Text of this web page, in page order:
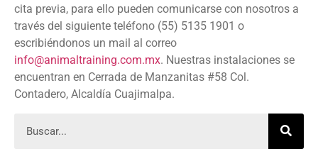
cita previa, para ello pueden comunicarse con nosotros a
través del siguiente teléfono (55) 5135 1901 o
escribiéndonos un mail al correo
info@animaltraining.com.mx. Nuestras instalaciones se
encuentran en Cerrada de Manzanitas #58 Col.
Contadero, Alcaldía Cuajimalpa.